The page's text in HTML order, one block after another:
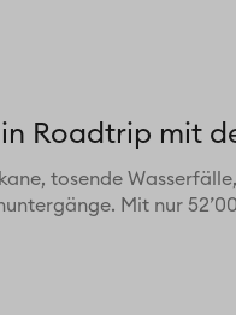
Roadtrip mit
tosende
Mit nur